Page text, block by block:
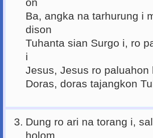
Ba, angka na tarhurung i
dison
Tuhanta sian Surgo i, ro
i
Jesus, Jesus ro paluahon
Doras, doras tajangkon
3. Dung ro ari na torang i,
holom